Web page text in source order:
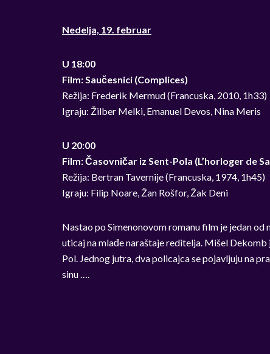
Nedelja, 19. februar
U 18:00
Film: Saučesnici (Complices)
Režija: Frederik Mermud (Francuska, 2010, 1h33)
Igraju: Žilber Melki, Emanuel Devos, Nina Meris
U 20:00
Film: Časovničar iz Sent-Pola (L’horloger de
Režija: Bertran Tavernije (Francuska, 1974, 1h45)
Igraju: Filip Noare, Žan Rošfor, Žak Deni
Nastao po Simenonovom romanu film je jedan
uticaj na mlađe naraštaje reditelja. Mišel
Pol. Jednog jutra, dva policajca se pojavljuju na
sinu ….